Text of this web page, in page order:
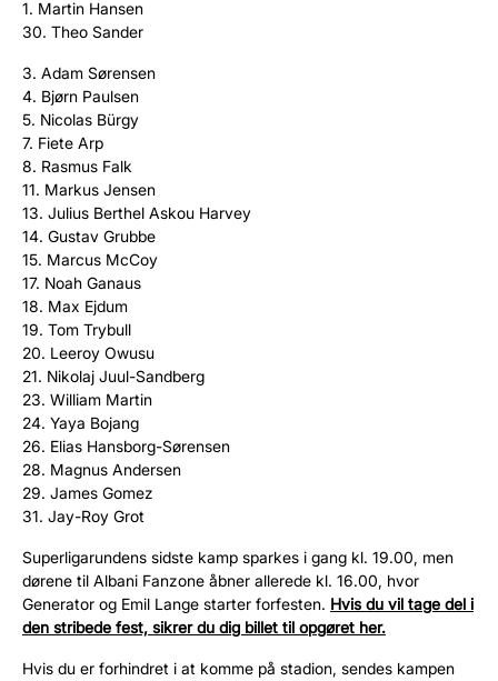
1. Martin Hansen
30. Theo Sander
3. Adam Sørensen
4. Bjørn Paulsen
5. Nicolas Bürgy
7. Fiete Arp
8. Rasmus Falk
11. Markus Jensen
13. Julius Berthel Askou Harvey
14. Gustav Grubbe
15. Marcus McCoy
17. Noah Ganaus
18. Max Ejdum
19. Tom Trybull
20. Leeroy Owusu
21. Nikolaj Juul-Sandberg
23. William Martin
24. Yaya Bojang
26. Elias Hansborg-Sørensen
28. Magnus Andersen
29. James Gomez
31. Jay-Roy Grot
Superligarundens sidste kamp sparkes i gang kl. 19.00, men
dørene til Albani Fanzone åbner allerede kl. 16.00, hvor
Generator og Emil Lange starter forfesten. Hvis du vil tage del i
den stribede fest, sikrer du dig billet til opgøret her.
Hvis du er forhindret i at komme på stadion, sendes kampen